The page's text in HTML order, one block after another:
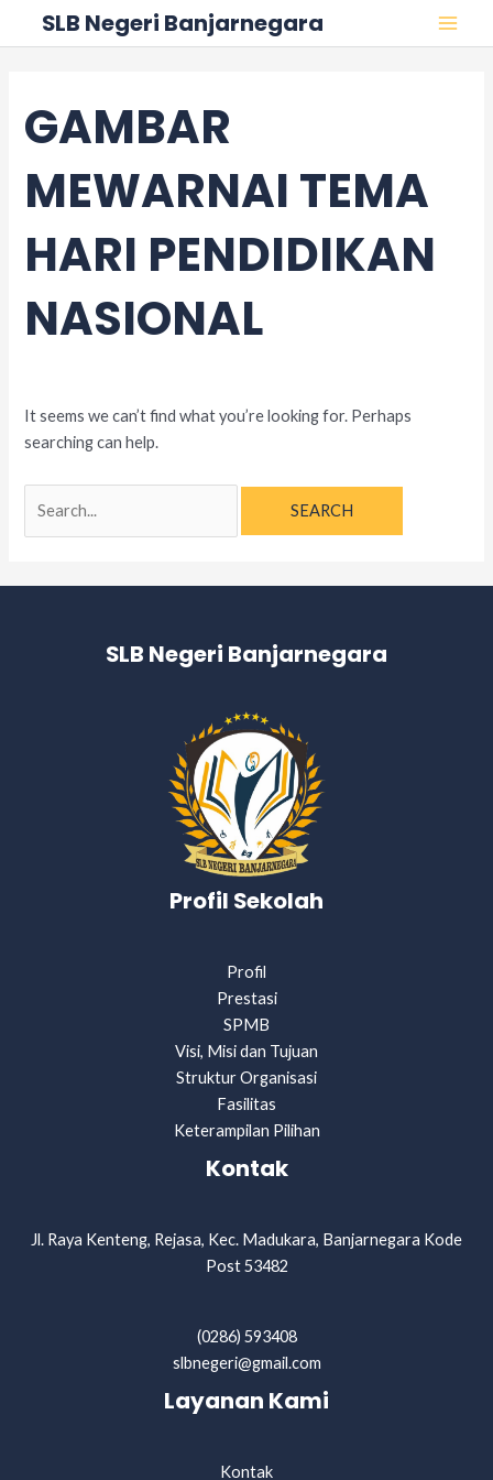
SLB Negeri Banjarnegara
GAMBAR
MEWARNAI TEMA
HARI PENDIDIKAN
NASIONAL
It seems we can’t find what you’re looking for. Perhaps
searching can help.
Search
SLB Negeri Banjarnegara
Profil Sekolah
Profil
Prestasi
SPMB
Visi, Misi dan Tujuan
Struktur Organisasi
Fasilitas
Keterampilan Pilihan
Kontak
Jl. Raya Kenteng, Rejasa, Kec. Madukara, Banjarnegara Kode
Post 53482
(0286) 593408
slbnegeri@gmail.com
Layanan Kami
Kontak